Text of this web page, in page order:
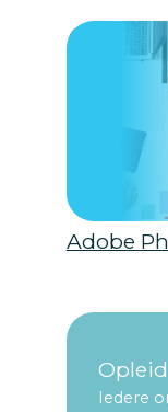
Adobe
Iedere